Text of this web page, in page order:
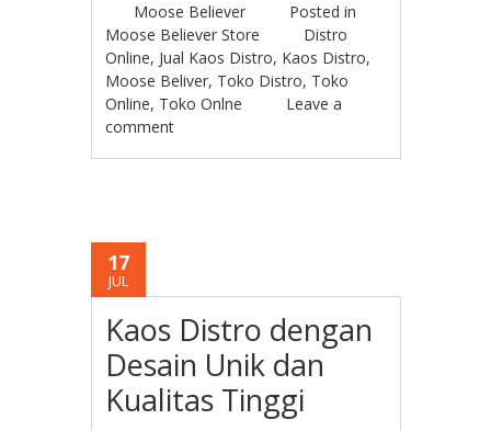
Moose Believer
Posted in
Moose Believer Store
Distro
Online, Jual Kaos Distro, Kaos Distro,
Moose Beliver, Toko Distro, Toko
Online, Toko Onlne
Leave a
comment
17
JUL
Kaos Distro dengan
Desain Unik dan
Kualitas Tinggi